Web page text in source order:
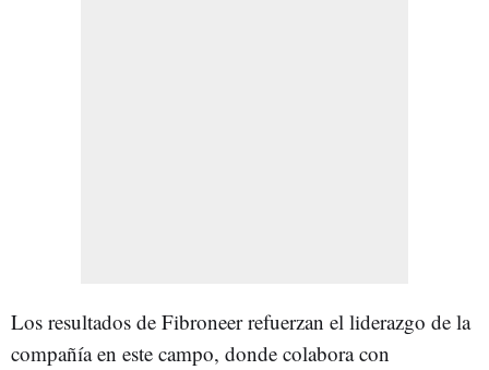
Los resultados de Fibroneer refuerzan el liderazgo de la
compañía en este campo, donde colabora con